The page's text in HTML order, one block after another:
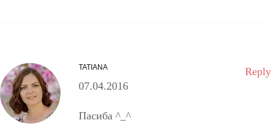
TATIANA
07.04.2016
Пасиба ^_^
Reply